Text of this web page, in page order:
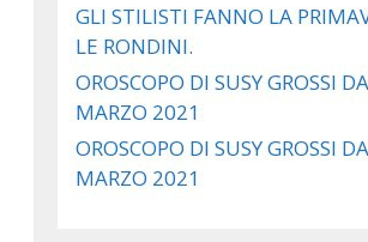
GLI STILISTI FANNO LA
LE RONDINI.
OROSCOPO DI SUSY GROSSI
MARZO 2021
OROSCOPO DI SUSY GROSSI
MARZO 2021